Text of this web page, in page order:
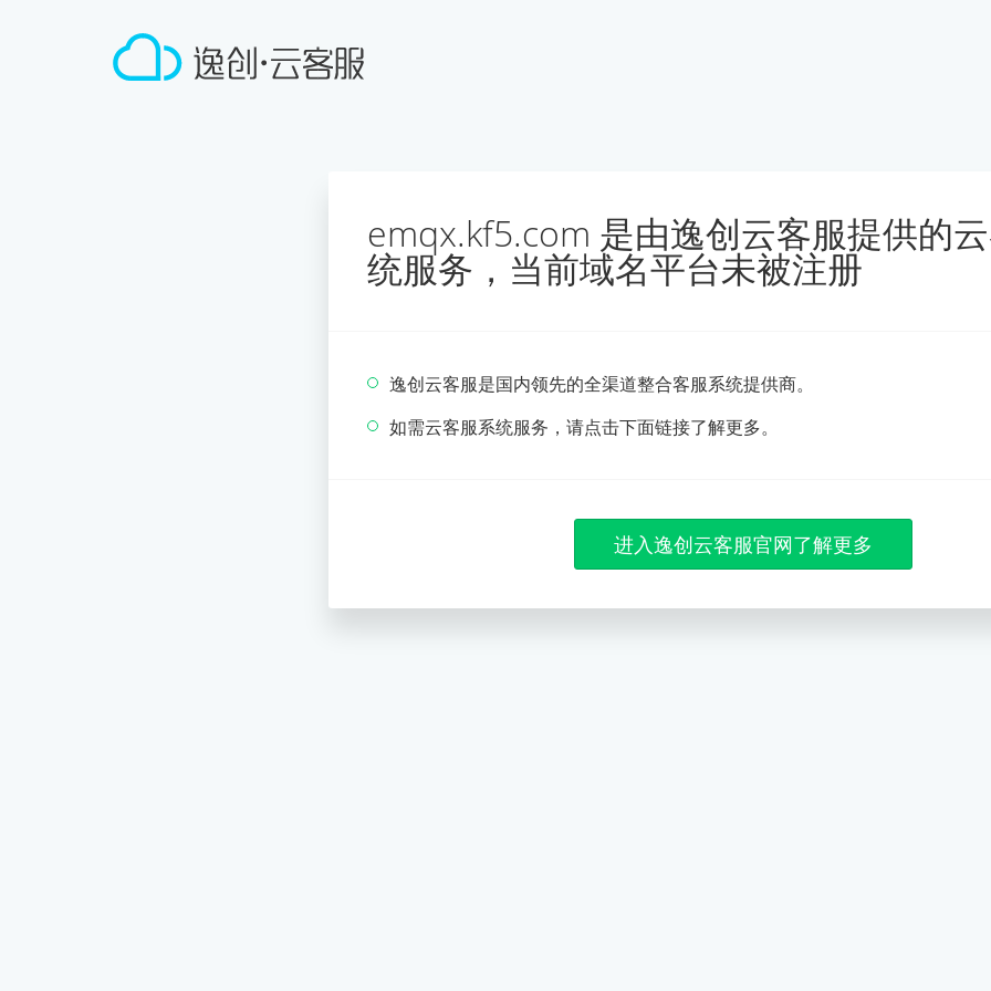
emqx.kf5.com 是由逸创云客服提供的
统服务，当前域名平台未被注册
逸创云客服是国内领先的全渠道整合客服系统提供商。
如需云客服系统服务，请点击下面链接了解更多。
进入逸创云客服官网了解更多